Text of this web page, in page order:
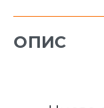
ОПИС